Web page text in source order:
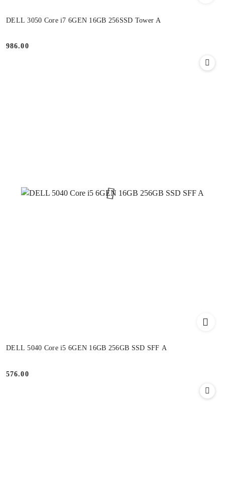
DELL 3050 Core i7 6GEN 16GB 256SSD Tower A
Cena:
986.00
DELL 5040 Core i5 6GEN 16GB 256GB SSD SFF A
Cena:
576.00